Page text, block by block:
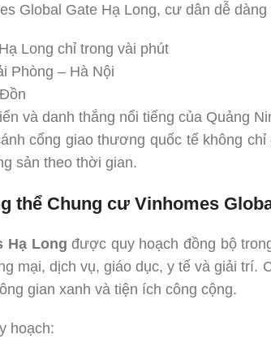
Global Gate Hạ Long, cư dân dễ dàng
Long chỉ trong vài phút
Phòng – Hà Nội
và danh thắng nổi tiếng của Quảng
cổng giao thương quốc tế không
sản theo thời gian.
thể Chung cư Vinhomes
Hạ Long được quy hoạch đồng bộ
mại, dịch vụ, giáo dục, y tế và giải trí.
gian xanh và tiện ích công cộng.
hoạch: